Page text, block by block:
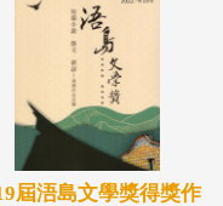
屆浯島文學獎得獎作